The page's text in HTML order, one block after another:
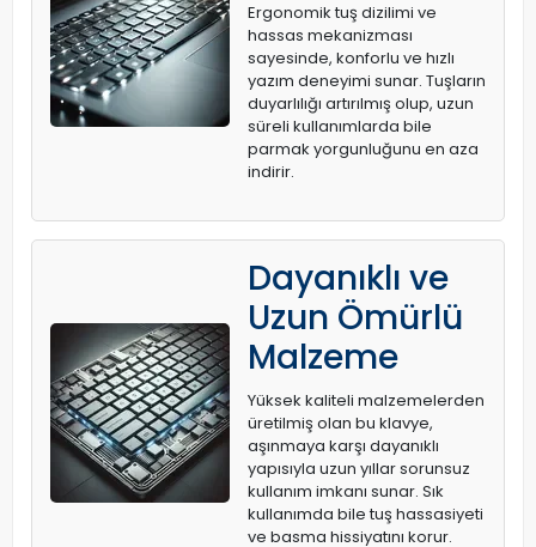
Ergonomik tuş dizilimi ve
hassas mekanizması
sayesinde, konforlu ve hızlı
yazım deneyimi sunar. Tuşların
duyarlılığı artırılmış olup, uzun
süreli kullanımlarda bile
parmak yorgunluğunu en aza
indirir.
Dayanıklı ve
Uzun Ömürlü
Malzeme
Yüksek kaliteli malzemelerden
üretilmiş olan bu klavye,
aşınmaya karşı dayanıklı
yapısıyla uzun yıllar sorunsuz
kullanım imkanı sunar. Sık
kullanımda bile tuş hassasiyeti
ve basma hissiyatını korur.